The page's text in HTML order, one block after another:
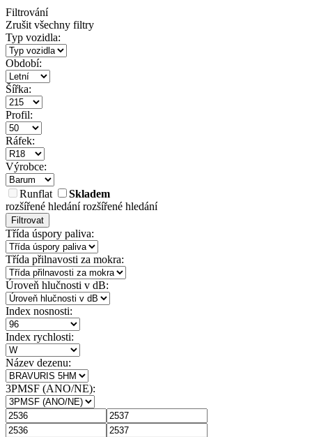
Filtrování
Zrušit všechny filtry
Typ vozidla:
Období:
Šířka:
Profil:
Ráfek:
Výrobce:
Runflat
Skladem
rozšířené hledánírozšířené hledání
Filtrovat
Třída úspory paliva:
Třída přilnavosti za mokra:
Úroveň hlučnosti v dB:
Index nosnosti:
Index rychlosti:
Název dezenu:
3PMSF (ANO/NE):